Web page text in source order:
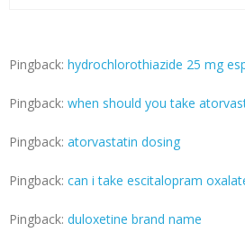
Pingback: hydrochlorothiazide 25 mg
Pingback: when should you take
Pingback: atorvastatin dosing
Pingback: can i take escitalopram
Pingback: duloxetine brand name